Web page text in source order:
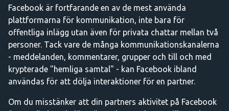
Facebook är fortfarande en av de mest använda
plattformarna för kommunikation, inte bara för
offentliga inlägg utan även för privata chattar mellan två
personer. Tack vare de många kommunikationskanalerna
- meddelanden, kommentarer, grupper och till och med
krypterade "hemliga samtal" - kan Facebook ibland
användas för att dölja interaktioner för en partner.
Om du misstänker att din partners aktivitet på Facebook